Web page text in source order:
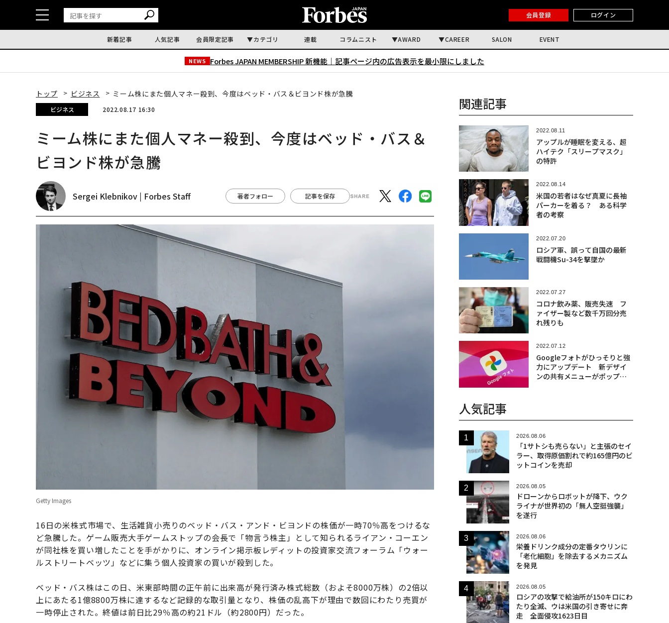
会員登録 ログイン
新着記事 人気記事 会員限定記事 カテゴリ 連載 コラムニスト AWARD CAREER SALON EVENT
NEWS Forbes JAPAN MEMBERSHIP 新機能｜ 記事ページ内の広告表示を最小限にしました
トップ ビジネス ミーム株にまた個人マネー殺到、今度はベッド・バス＆ビヨンド株が急騰
ビジネス 2022.08.17 16:30
ミーム株にまた個人マネー殺到、今度はベッド・バス＆
ビヨンド株が急騰
Sergei Klebnikov | Forbes Staff 著者フォロー 記事を保存
Getty Images
16日の米株式市場で、生活雑貨小売りのベッド・バス・アンド・ビヨンドの株価が一時70％高をつけるな
ど急騰した。ゲーム販売大手ゲームストップの会長で「物言う株主」として知られるライアン・コーエン
が同社株を買い増したことを手がかりに、オンライン掲示板レディットの投資家交流フォーラム「ウォー
ルストリートベッツ」などに集う個人投資家の買いが殺到した。
ベッド・バス株はこの日、米東部時間の正午前に出来高が発行済み株式総数（およそ8000万株）の2倍以
上にあたる1億8800万株に達するなど記録的な取引量となり、株価の乱高下が理由で数回にわたり売買が
一時停止された。終値は前日比29％高の約21ドル（約2800円）だった。
関連記事
2022.08.11
アップルが睡眠を変える、超
ハイテク「スリープマスク」
の特許
2022.08.14
米国の若者はなぜ真夏に長袖
パーカーを着る？ ある科学
者の考察
2022.07.20
ロシア軍、誤って自国の最新
戦闘機Su-34を撃墜か
2022.07.27
コロナ飲み薬、販売失速 フ
ァイザー製など数千万回分売
れ残りも
2022.07.12
Googleフォトがひっそりと強
力にアップデート 新デザイ
ンの共有メニューがポップア
人気記事
2026.08.06
「1サトシも売らない」と主張のセイ
ラー、取得原価割れで約165億円のビ
ットコインを売却
2026.08.05
ドローンからロボットが降下、ウク
ライナが世界初の「無人空挺強襲」
を遂行
2026.08.06
栄養ドリンク成分の定番タウリンに
「老化細胞」を除去するメカニズム
を発見
2026.08.05
ロシアの攻撃で給油所が150キロにわ
たり全滅、ウは米国の引き寄せに奔
走 全面侵攻1623日目